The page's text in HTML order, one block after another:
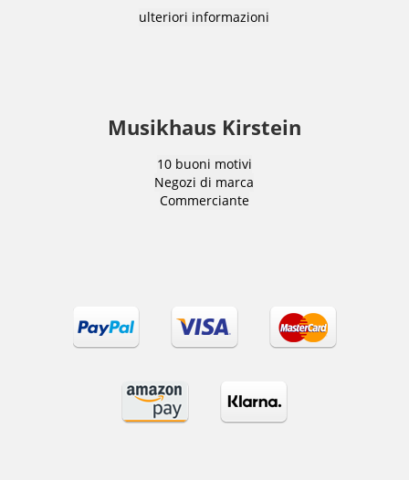
ulteriori informazioni
Musikhaus Kirstein
10 buoni motivi
Negozi di marca
Commerciante